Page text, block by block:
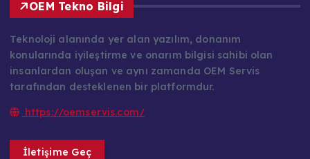
OEM Tekno Bilgi
Teknoloji alanında yer alan yazılım, donanım
konularında iyileştirme ve onarım bilgisi sahibi olan
insanlardan oluşan ve aynı zamanda OEM Servis
tarafından desteklenen bir platformdur.
https://oemservis.com/
İletişime Geç